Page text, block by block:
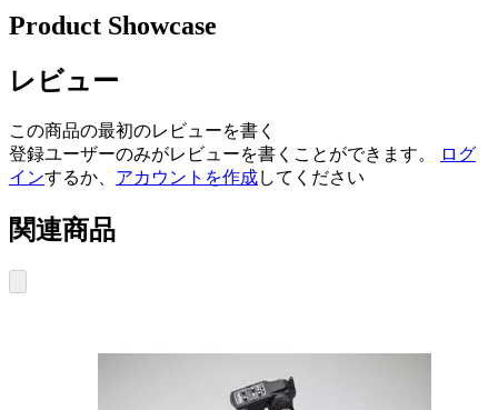
Product Showcase
レビュー
この商品の最初のレビューを書く
登録ユーザーのみがレビューを書くことができます。
ログ
インするか、 アカウントを作成してください
関連商品